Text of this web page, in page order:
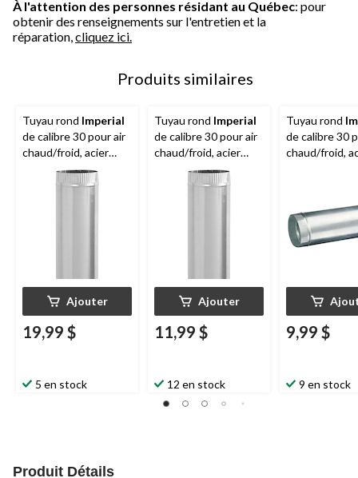
À l'attention des personnes résidant au Québec: pour
obtenir des renseignements sur l'entretien et la
réparation,cliquez ici.
Produits similaires
Tuyau rond Imperial
de calibre 30 pour air
chaud/froid, acier
galvanisé, 5 po de
diamètre, 60 po de
Ajouter
19,99 $
5 en stock
Tuyau rond Imperial
de calibre 30 pour air
chaud/froid, acier
galvanisé, 4 po de
diamètre, 30 po de
Ajouter
11,99 $
12 en stock
Tuyau rond
de calibre 30
chaud/froid,
9,99 $
9 en stock
Produit Détails